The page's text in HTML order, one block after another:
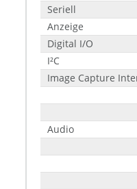
Seriell
Anzeige
Digital I/O
I²C
Image Capture
Audio